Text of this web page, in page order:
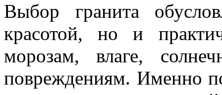
Выбор гранита
красотой, но и
морозам, влаге,
повреждениям. Именно